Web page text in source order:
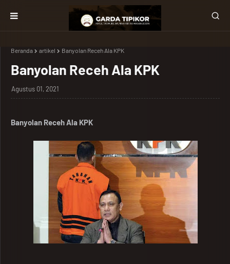
Beranda artikel Banyolan Receh Ala KPK
Banyolan Receh Ala KPK
Agustus 01, 2021
Banyolan Receh Ala KPK